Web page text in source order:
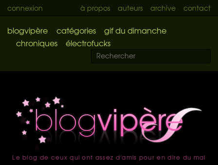
connexion à propos auteurs archive contact
blogvipère catégories
gif du dimanche
chroniques
électrofucks
accueil
Le blog de ceux qui ont assez d'amis pour en dire du mal